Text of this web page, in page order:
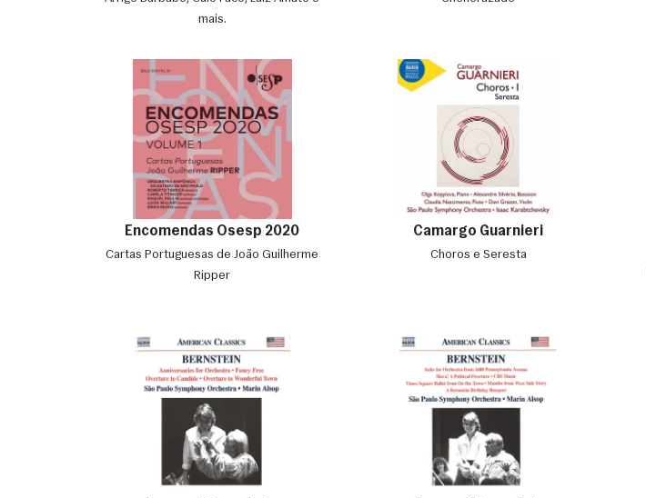
mais.
Encomendas Osesp 2020
Cartas Portuguesas de João Guilherme
Ripper
Camargo Guarnieri
Choros e Seresta